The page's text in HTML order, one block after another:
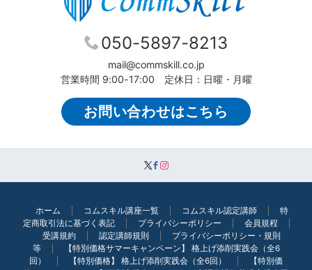
050-5897-8213
mail@commskill.co.jp
営業時間 9:00-17:00 定休日：日曜・月曜
お問い合わせはこちら
ホーム コムスキル講座一覧 コムスキル認定講師
特
定商取引法に基づく表記
プライバシーポリシー
会員規程
受講規約
認定講師規則
プライバシーポリシー・規則
等
【特別価格サマーキャンペーン】 格上げ添削実践会（全6
回）
【特別価格】 格上げ添削実践会（全6回）
【特別価